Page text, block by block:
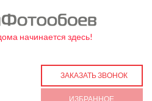
начинается здесь!
ЗАКАЗАТЬ ЗВОНОК
ИЗБРАННОЕ